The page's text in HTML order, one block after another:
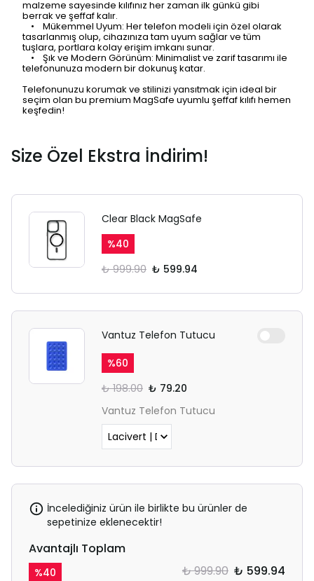
malzeme sayesinde kılıfınız her zaman ilk günkü gibi
berrak ve şeffaf kalır.
• Mükemmel Uyum: Her telefon modeli için özel olarak
tasarlanmış olup, cihazınıza tam uyum sağlar ve tüm
tuşlara, portlara kolay erişim imkanı sunar.
• Şık ve Modern Görünüm: Minimalist ve zarif tasarımı ile
telefonunuza modern bir dokunuş katar.
Telefonunuzu korumak ve stilinizi yansıtmak için ideal bir
seçim olan bu premium MagSafe uyumlu şeffaf kılıfı hemen
keşfedin!
Size Özel Ekstra İndirim!
Clear Black MagSafe
%40
₺ 999.90 ₺ 599.94
Vantuz Telefon Tutucu
%60
₺ 198.00 ₺ 79.20
Vantuz Telefon Tutucu
İncelediğiniz ürün ile birlikte bu ürünler de
sepetinize eklenecektir!
Avantajlı Toplam
%40 ₺ 999.90 ₺ 599.94
SAFARİ GİZLİ SEKME
Ödeme ekranı gizli sekmede
açılmayabilir.
Lütfen normal Safari